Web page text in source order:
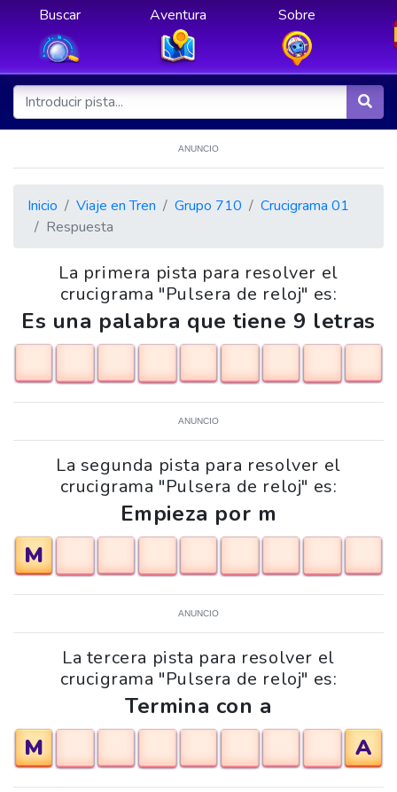
Buscar Aventura Sobre
ANUNCIO
Inicio Viaje en Tren Grupo 710
Crucigrama 01
Respuesta
La primera pista para resolver el
crucigrama "Pulsera de reloj" es:
Es una palabra que tiene 9 letras
ANUNCIO
La segunda pista para resolver el
crucigrama "Pulsera de reloj" es:
Empieza por m
M
ANUNCIO
La tercera pista para resolver el
crucigrama "Pulsera de reloj" es:
Termina con a
M
A